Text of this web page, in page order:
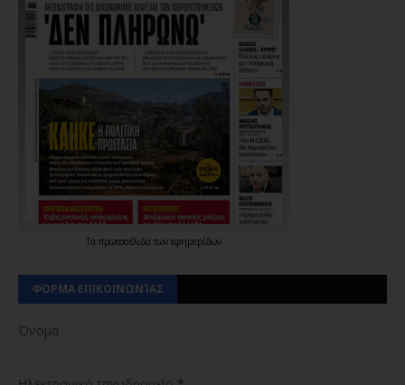
Τα πρωτοσέλιδα των εφημερίδων
ΦΌΡΜΑ ΕΠΙΚΟΙΝΩΝΊΑΣ
Όνομα